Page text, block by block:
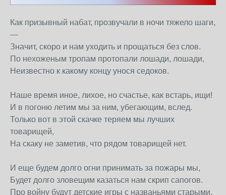
Как призывный набат, прозвучали в ночи тяжело шаги,
—
Значит, скоро и нам уходить и прощаться без слов.
По нехоженым тропам протопали лошади, лошади,
Неизвестно к какому концу унося седоков.
Наше время иное, лихое, но счастье, как встарь, ищи!
И в погоню летим мы за ним, убегающим, вслед.
Только вот в этой скачке теряем мы лучших
товарищей,
На скаку не заметив, что рядом товарищей нет.
И еще будем долго огни принимать за пожары мы,
Будет долго зловещим казаться нам скрип сапогов.
Про войну будут детские игры с названьями старыми,